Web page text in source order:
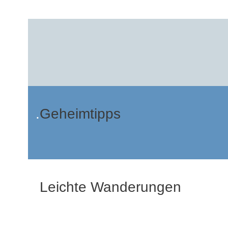
.Geheimtipps
Leichte Wanderungen